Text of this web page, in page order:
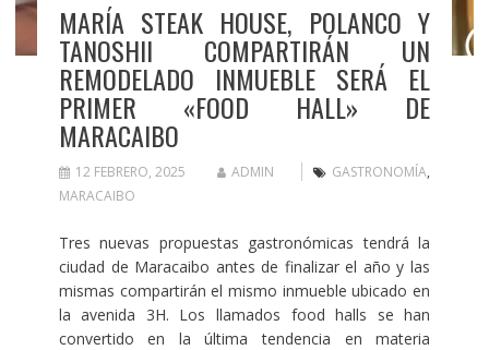
MARÍA STEAK HOUSE, POLANCO Y
TANOSHII COMPARTIRÁN UN
REMODELADO INMUEBLE SERÁ EL
PRIMER «FOOD HALL» DE
MARACAIBO
12 FEBRERO, 2025 ADMIN GASTRONOMÍA,
MARACAIBO
Tres nuevas propuestas gastronómicas tendrá la
ciudad de Maracaibo antes de finalizar el año y las
mismas compartirán el mismo inmueble ubicado en
la avenida 3H. Los llamados food halls se han
convertido en la última tendencia en materia